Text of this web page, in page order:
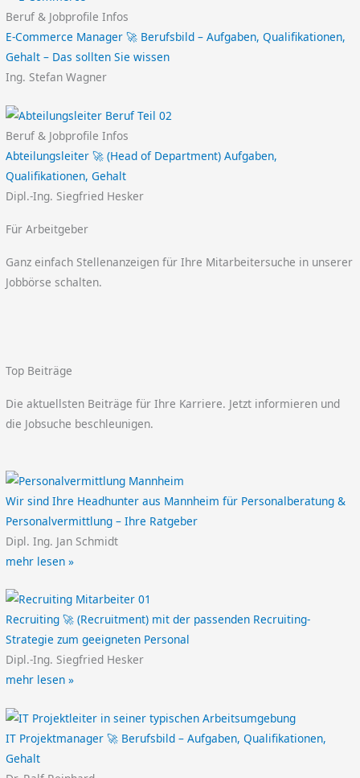
Beruf & Jobprofile Infos
E-Commerce Manager 🚀 Berufsbild – Aufgaben, Qualifikationen,
Gehalt – Das sollten Sie wissen
Ing. Stefan Wagner
Beruf & Jobprofile Infos
Abteilungsleiter 🚀 (Head of Department) Aufgaben,
Qualifikationen, Gehalt
Dipl.-Ing. Siegfried Hesker
Für Arbeitgeber
Ganz einfach Stellenanzeigen für Ihre Mitarbeitersuche in unserer
Jobbörse schalten.
Top Beiträge
Die aktuellsten Beiträge für Ihre Karriere. Jetzt informieren und
die Jobsuche beschleunigen.
Wir sind Ihre Headhunter aus Mannheim für Personalberatung &
Personalvermittlung – Ihre Ratgeber
Dipl. Ing. Jan Schmidt
mehr lesen »
Recruiting 🚀 (Recruitment) mit der passenden Recruiting-
Strategie zum geeigneten Personal
Dipl.-Ing. Siegfried Hesker
mehr lesen »
IT Projektmanager 🚀 Berufsbild – Aufgaben, Qualifikationen,
Gehalt